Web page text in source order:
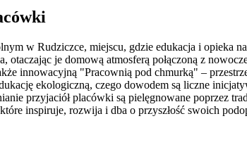
w Rudziczce, miejscu, gdzie edukacja i opieka
otaczając je domową atmosferą połączoną z
innowacyjną "Pracownią pod chmurką" –
ekologiczną, czego dowodem są liczne
przyjaciół placówki są pielęgnowane
inspiruje, rozwija i dba o przyszłość swoich